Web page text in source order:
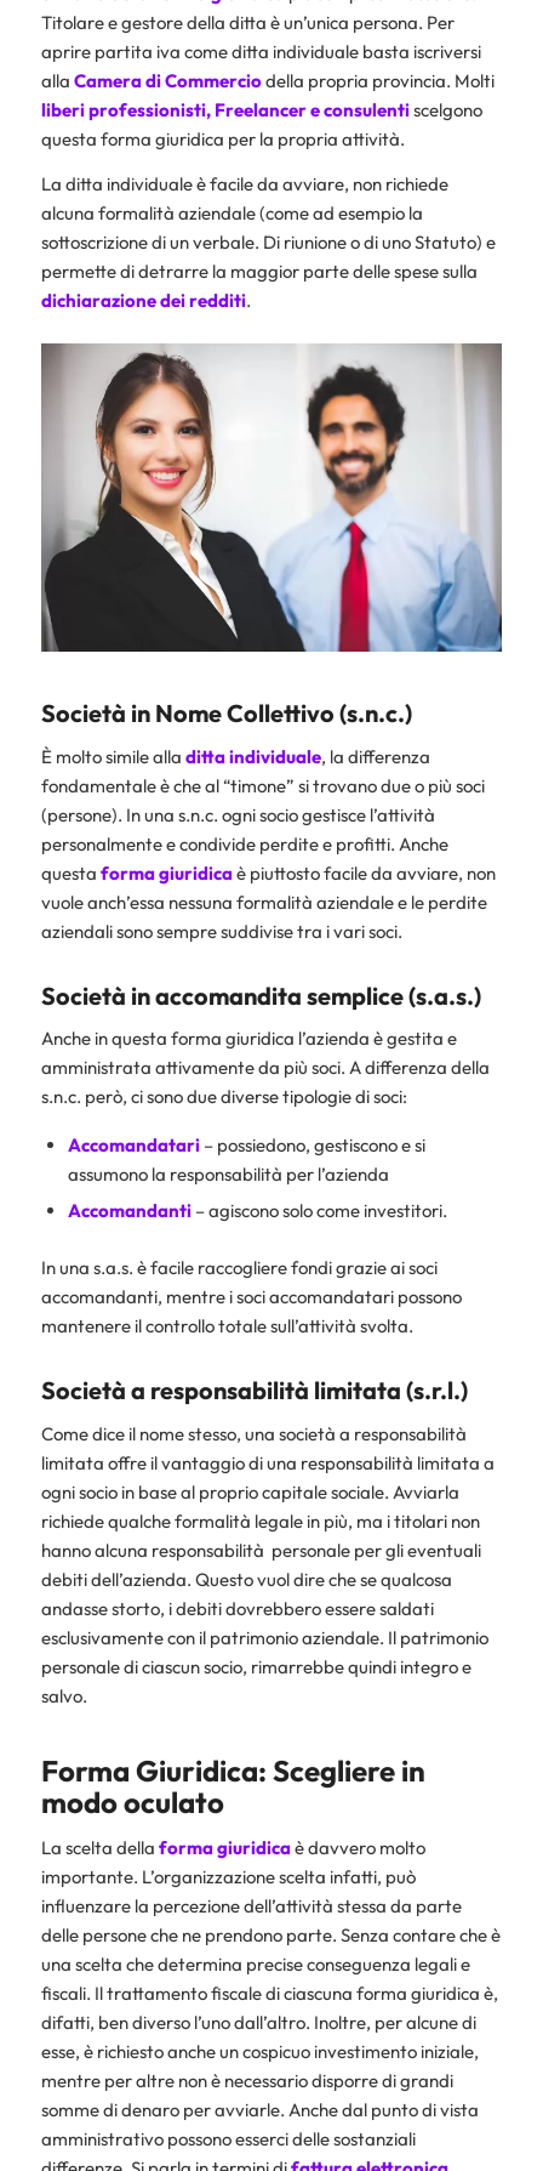
Titolare e gestore della ditta è un’unica persona. Per
aprire partita iva come ditta individuale basta iscriversi
alla Camera di Commerciodella propria provincia. Molti
liberi professionisti, Freelancere consulentiscelgono
questa forma giuridica per la propria attività.
La ditta individuale è facile da avviare, non richiede
alcuna formalità aziendale (come ad esempio la
sottoscrizione di un verbale. Di riunione o di uno Statuto) e
permette di detrarre la maggior parte delle spese sulla
dichiarazione dei redditi.
Società in Nome Collettivo (s.n.c.)
È molto simile alla ditta individuale, la differenza
fondamentale è che al “timone” si trovano due o più soci
(persone). In una s.n.c. ogni socio gestisce l’attività
personalmente e condivide perdite e profitti. Anche
questa forma giuridicaè piuttosto facile da avviare, non
vuole anch’essa nessuna formalità aziendale e le perdite
aziendali sono sempre suddivise tra i vari soci.
Società in accomandita semplice (s.a.s.)
Anche in questa forma giuridica l’azienda è gestita e
amministrata attivamente da più soci. A differenza della
s.n.c. però, ci sono due diverse tipologie di soci:
Accomandatari– possiedono, gestiscono e si
assumono la responsabilità per l’azienda
Accomandanti– agiscono solo come investitori.
In una s.a.s. è facile raccogliere fondi grazie ai soci
accomandanti, mentre i soci accomandatari possono
mantenere il controllo totale sull’attività svolta.
Società a responsabilità limitata (s.r.l.)
Come dice il nome stesso, una società a responsabilità
limitata offre il vantaggio di una responsabilità limitata a
ogni socio in base al proprio capitale sociale. Avviarla
richiede qualche formalità legale in più, ma i titolari non
hanno alcuna responsabilità personale per gli eventuali
debiti dell’azienda. Questo vuol dire che se qualcosa
andasse storto, i debiti dovrebbero essere saldati
esclusivamente con il patrimonio aziendale. Il patrimonio
personale di ciascun socio, rimarrebbe quindi integro e
salvo.
Forma Giuridica: Scegliere in
modo oculato
La scelta della forma giuridicaè davvero molto
importante. L’organizzazione scelta infatti, può
influenzare la percezione dell’attività stessa da parte
delle persone che ne prendono parte. Senza contare che è
una scelta che determina precise conseguenza legali e
fiscali. Il trattamento fiscale di ciascuna forma giuridica è,
difatti, ben diverso l’uno dall’altro. Inoltre, per alcune di
esse, è richiesto anche un cospicuo investimento iniziale,
mentre per altre non è necessario disporre di grandi
somme di denaro per avviarle. Anche dal punto di vista
amministrativo possono esserci delle sostanziali